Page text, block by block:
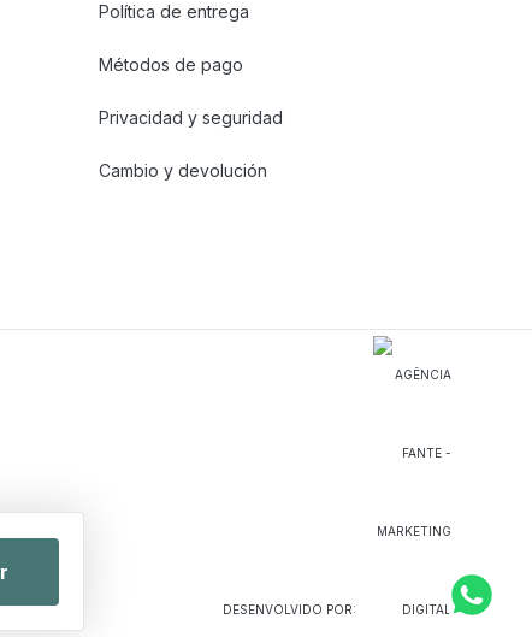
Política de entrega
Métodos de pago
Privacidad y seguridad
Cambio y devolución
DESENVOLVIDO POR: